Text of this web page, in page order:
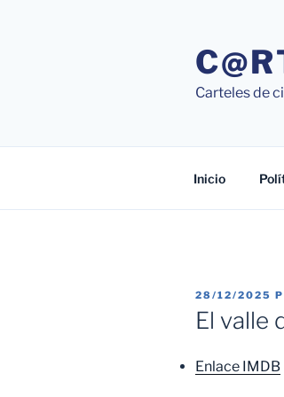
Carteles de
Inicio
PUBLICADO
EL
28/12/2025
El valle
Enlace IMDB